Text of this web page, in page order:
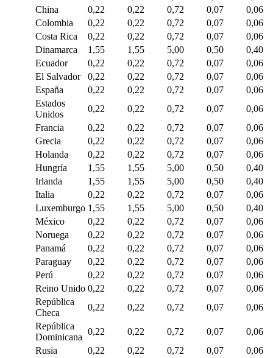
China
0,22 0,22 0,72 0,07
0,06
Colombia
0,22 0,22 0,72 0,07
0,06
Costa Rica
0,22 0,22 0,72 0,07
0,06
Dinamarca
1,55 1,55 5,00 0,50
0,40
Ecuador
0,22 0,22 0,72 0,07
0,06
El Salvador
0,22 0,22 0,72 0,07
0,06
España
0,22 0,22 0,72 0,07
0,06
Estados
Unidos
0,22 0,22 0,72 0,07
0,06
Francia
0,22 0,22 0,72 0,07
0,06
Grecia
0,22 0,22 0,72 0,07
0,06
Holanda
0,22 0,22 0,72 0,07
0,06
Hungría
1,55 1,55 5,00 0,50
0,40
Irlanda
1,55 1,55 5,00 0,50
0,40
Italia
0,22 0,22 0,72 0,07
0,06
Luxemburgo 1,55 1,55 5,00 0,50
0,40
México
0,22 0,22 0,72 0,07
0,06
Noruega
0,22 0,22 0,72 0,07
0,06
Panamá
0,22 0,22 0,72 0,07
0,06
Paraguay
0,22 0,22 0,72 0,07
0,06
Perú
0,22 0,22 0,72 0,07
0,06
Reino Unido 0,22 0,22 0,72 0,07
0,06
República
Checa
0,22 0,22 0,72 0,07
0,06
República
Dominicana
0,22 0,22 0,72 0,07
0,06
Rusia
0,22 0,22 0,72 0,07
0,06